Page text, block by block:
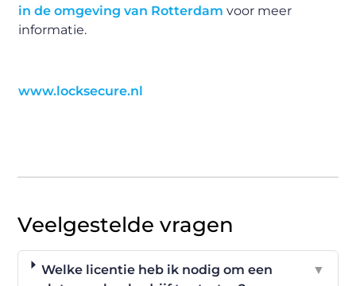
in de omgeving van Rotterdam voor meer
informatie.
www.locksecure.nl
Veelgestelde vragen
Welke licentie heb ik nodig om een
▼